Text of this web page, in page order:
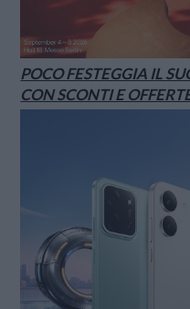
POCO FESTEGGIA IL
CON SCONTI E